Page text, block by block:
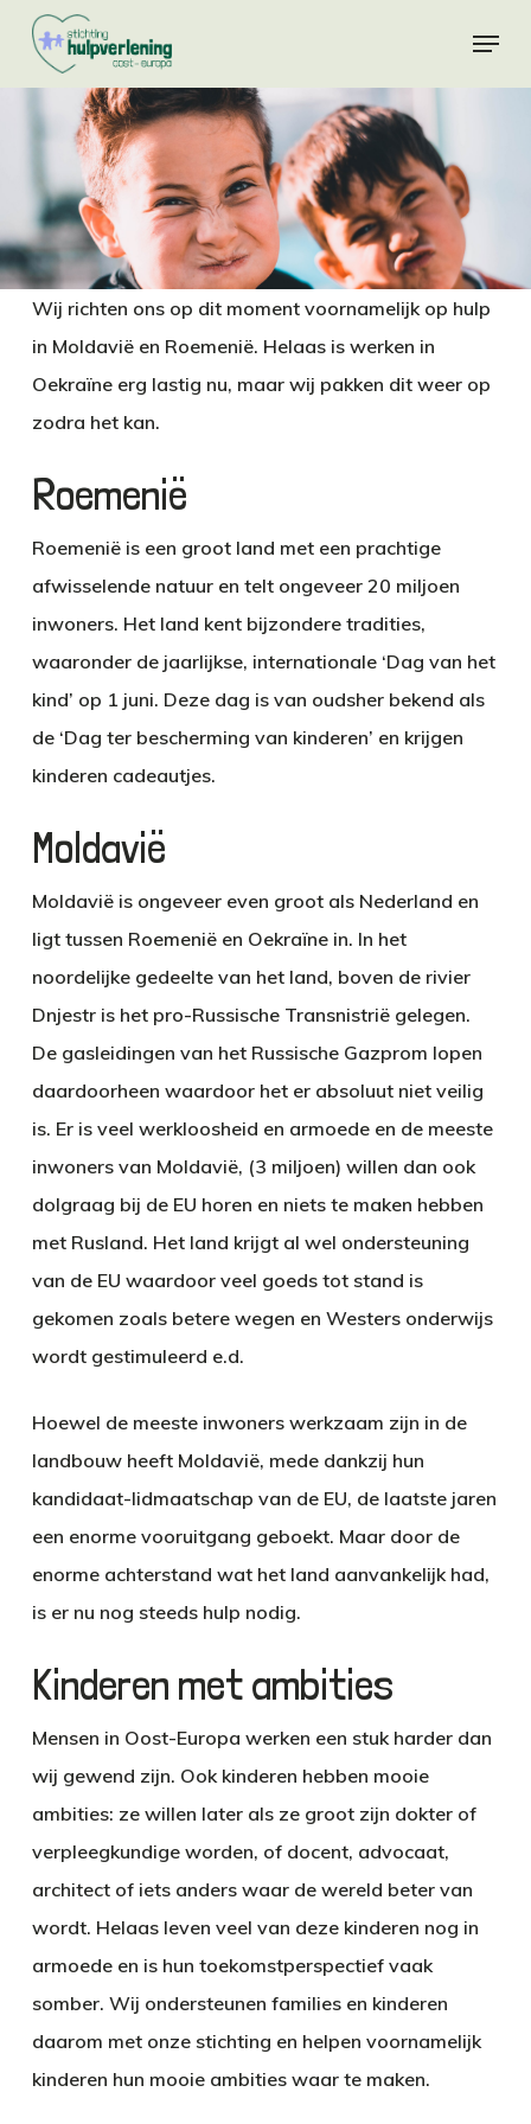
Skip
main
Menu
Wij richten ons op dit moment voornamelijk op hulp
in Moldavië en Roemenië. Helaas is werken in
Oekraïne erg lastig nu, maar wij pakken dit weer op
zodra het kan.
Roemenië
Roemenië is een groot land met een prachtige
afwisselende natuur en telt ongeveer 20 miljoen
inwoners. Het land kent bijzondere tradities,
waaronder de jaarlijkse, internationale ‘Dag van het
kind’ op 1 juni. Deze dag is van oudsher bekend als
de ‘Dag ter bescherming van kinderen’ en krijgen
kinderen cadeautjes.
Moldavië
Moldavië is ongeveer even groot als Nederland en
ligt tussen Roemenië en Oekraïne in. In het
noordelijke gedeelte van het land, boven de rivier
Dnjestr is het pro-Russische Transnistrië gelegen.
De gasleidingen van het Russische Gazprom lopen
daardoorheen waardoor het er absoluut niet veilig
is. Er is veel werkloosheid en armoede en de meeste
inwoners van Moldavië, (3 miljoen) willen dan ook
dolgraag bij de EU horen en niets te maken hebben
met Rusland. Het land krijgt al wel ondersteuning
van de EU waardoor veel goeds tot stand is
gekomen zoals betere wegen en Westers onderwijs
wordt gestimuleerd e.d.
Hoewel de meeste inwoners werkzaam zijn in de
landbouw heeft Moldavië, mede dankzij hun
kandidaat-lidmaatschap van de EU, de laatste jaren
een enorme vooruitgang geboekt. Maar door de
enorme achterstand wat het land aanvankelijk had,
is er nu nog steeds hulp nodig.
Kinderen met ambities
Mensen in Oost-Europa werken een stuk harder dan
wij gewend zijn. Ook kinderen hebben mooie
ambities: ze willen later als ze groot zijn dokter of
verpleegkundige worden, of docent, advocaat,
architect of iets anders waar de wereld beter van
wordt. Helaas leven veel van deze kinderen nog in
armoede en is hun toekomstperspectief vaak
somber. Wij ondersteunen families en kinderen
daarom met onze stichting en helpen voornamelijk
kinderen hun mooie ambities waar te maken.